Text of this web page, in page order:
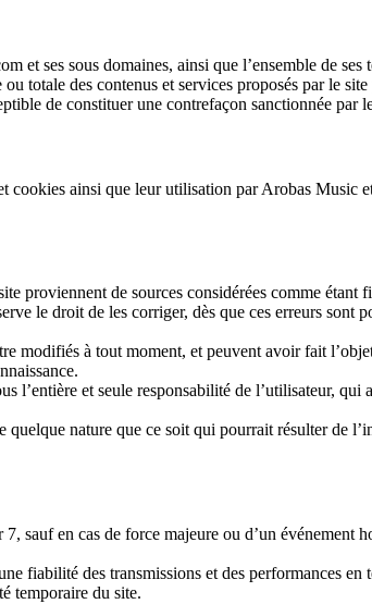
et ses sous domaines, ainsi que l’ensemble de
totale des contenus et services proposés par le
de constituer une contrefaçon sanctionnée
cookies ainsi que leur utilisation par Arobas Music
proviennent de sources considérées comme
le droit de les corriger, dès que ces erreurs sont
modifiés à tout moment, et peuvent avoir fait
et seule responsabilité de l’utilisateur,
quelque nature que ce soit qui pourrait résulter de
sauf en cas de force majeure ou d’un
fiabilité des transmissions et des performances en
temporaire du site.